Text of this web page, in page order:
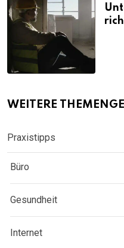
WEITERE
Praxistipps
Büro
Gesundheit
Internet